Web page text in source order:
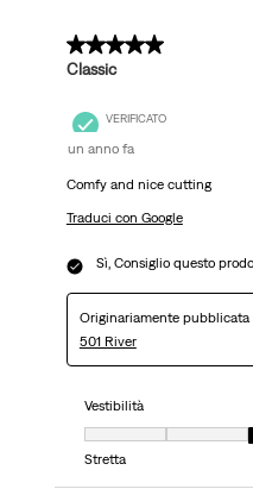
5 su 5 stelle.
Classic
VERIFICATO
un anno fa
Comfy and nice cutting
Traduci con Google
Sì, Consiglio questo
Originariamente pubblicata
501 River
Vestibilità
Vestibilità, 3 su 5, dove 1 è
Stretta